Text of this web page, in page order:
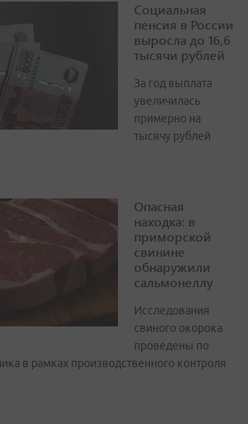
Социальная
пенсия в России
выросла до 16,6
тысячи рублей
За год выплата
увеличилась
примерно на
тысячу рублей
Опасная
находка: в
приморской
свинине
обнаружили
сальмонеллу
Исследования
свиного окорока
проведены по
в рамках производственного контроля